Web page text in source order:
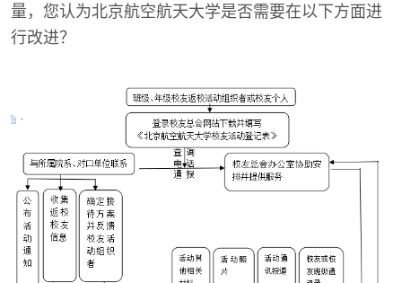
量，您认为北京航空航天大学是否需要在以下方面进
行改进？